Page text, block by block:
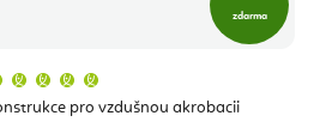
zdarma
pro vzdušnou akrobacii
produktu
je